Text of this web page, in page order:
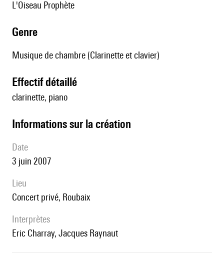
l'Oiseau Prophète
genre
Musique de chambre (Clarinette et clavier)
effectif détaillé
clarinette, piano
informations sur la création
date
3 juin 2007
lieu
Concert privé, Roubaix
interprètes
Eric Charray, Jacques Raynaut